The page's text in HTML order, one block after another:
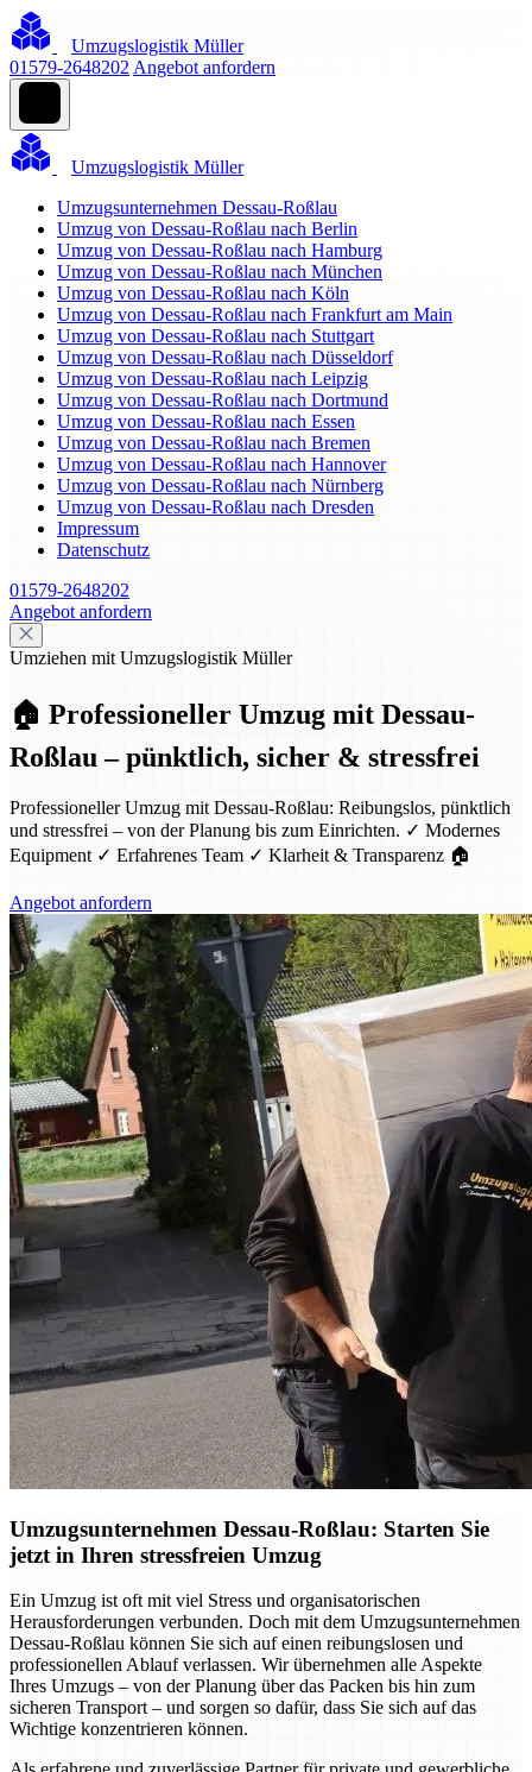
Umzugslogistik Müller
01579-2648202 Angebot anfordern
Umzugslogistik Müller
Umzugsunternehmen Dessau-Roßlau
Umzug von Dessau-Roßlau nach Berlin
Umzug von Dessau-Roßlau nach Hamburg
Umzug von Dessau-Roßlau nach München
Umzug von Dessau-Roßlau nach Köln
Umzug von Dessau-Roßlau nach Frankfurt am Main
Umzug von Dessau-Roßlau nach Stuttgart
Umzug von Dessau-Roßlau nach Düsseldorf
Umzug von Dessau-Roßlau nach Leipzig
Umzug von Dessau-Roßlau nach Dortmund
Umzug von Dessau-Roßlau nach Essen
Umzug von Dessau-Roßlau nach Bremen
Umzug von Dessau-Roßlau nach Hannover
Umzug von Dessau-Roßlau nach Nürnberg
Umzug von Dessau-Roßlau nach Dresden
Impressum
Datenschutz
01579-2648202
Angebot anfordern
Umziehen mit Umzugslogistik Müller
🏠 Professioneller Umzug mit Dessau-
Roßlau – pünktlich, sicher & stressfrei
Professioneller Umzug mit Dessau-Roßlau: Reibungslos, pünktlich
und stressfrei – von der Planung bis zum Einrichten. ✓ Modernes
Equipment ✓ Erfahrenes Team ✓ Klarheit & Transparenz 🏠
Angebot anfordern
Umzugsunternehmen Dessau-Roßlau: Starten Sie
jetzt in Ihren stressfreien Umzug
Ein Umzug ist oft mit viel Stress und organisatorischen
Herausforderungen verbunden. Doch mit dem Umzugsunternehmen
Dessau-Roßlau können Sie sich auf einen reibungslosen und
professionellen Ablauf verlassen. Wir übernehmen alle Aspekte
Ihres Umzugs – von der Planung über das Packen bis hin zum
sicheren Transport – und sorgen so dafür, dass Sie sich auf das
Wichtige konzentrieren können.